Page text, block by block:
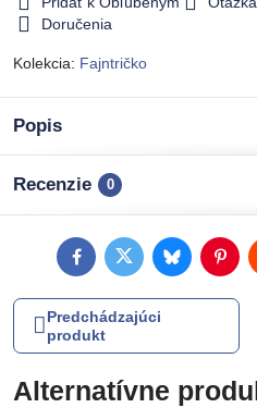
Doručenia
Kolekcia: Fajntričko
Popis
Recenzie 0
FacebookTwitterBluesky
Predchádzajúci
produkt
Alternatívne